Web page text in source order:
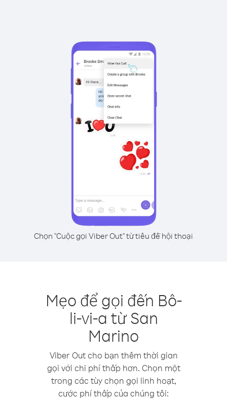
Chọn "Cuộc gọi Viber Out" từ tiêu đề hội thoại
Mẹo để gọi đến Bô-
li-vi-a từ San
Marino
Viber Out cho bạn thêm thời gian
gọi với chi phí thấp hơn. Chọn một
trong các tùy chọn gọi linh hoạt,
cước phí thấp của chúng tôi: